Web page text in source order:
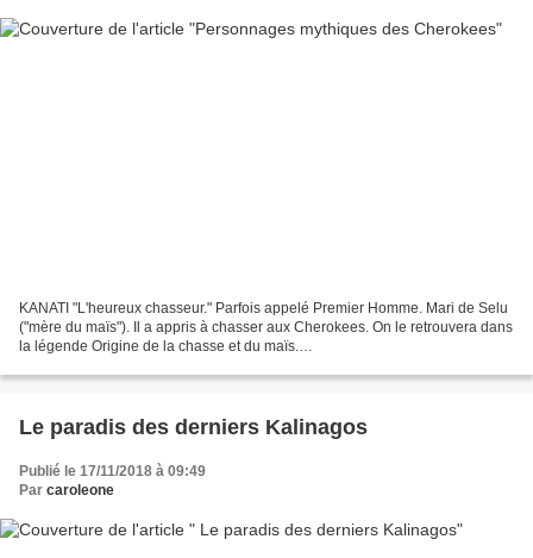
KANATI "L'heureux chasseur." Parfois appelé Premier Homme. Mari de Selu
("mère du maïs"). Il a appris à chasser aux Cherokees. On le retrouvera dans
la légende Origine de la chasse et du maïs.
NUNYUNUWI...
Le paradis des derniers Kalinagos
Publié le 17/11/2018 à 09:49
Par caroleone